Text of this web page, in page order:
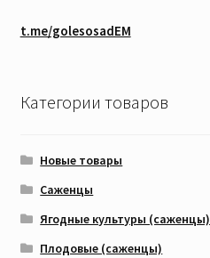
t.me/golesosadEM
Категории товаров
Новые товары
Саженцы
Ягодные культуры (саженцы)
Плодовые (саженцы)